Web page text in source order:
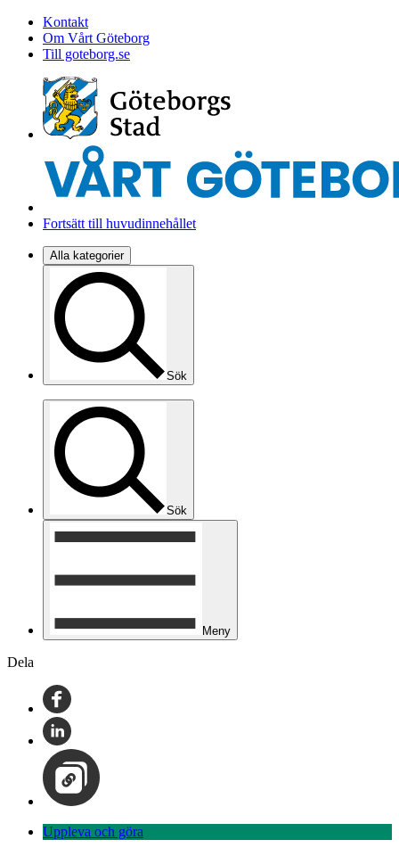
Kontakt
Om Vårt Göteborg
Till goteborg.se
Fortsätt till huvudinnehållet
Alla kategorier
Sök
Sök
Meny
Dela
Uppleva och göra